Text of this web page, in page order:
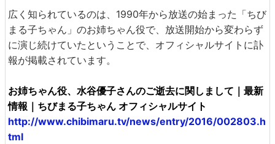
広く知られているのは、1990年から放送の始まった「ちび
まる子ちゃん」のお姉ちゃん役で、放送開始から変わらず
に演じ続けていたということで、オフィシャルサイトに訃
報が掲載されています。
お姉ちゃん役、水谷優子さんのご逝去に関しまして｜最新
情報｜ちびまる子ちゃん オフィシャルサイト
http://www.chibimaru.tv/news/entry/2016/002803.h
tml